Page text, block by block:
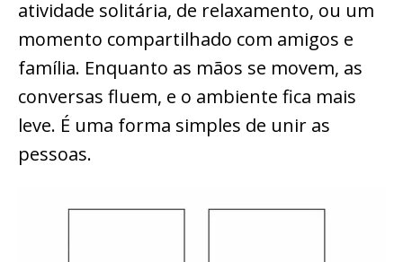
atividade solitária, de relaxamento, ou um
momento compartilhado com amigos e
família. Enquanto as mãos se movem, as
conversas fluem, e o ambiente fica mais
leve. É uma forma simples de unir as
pessoas.